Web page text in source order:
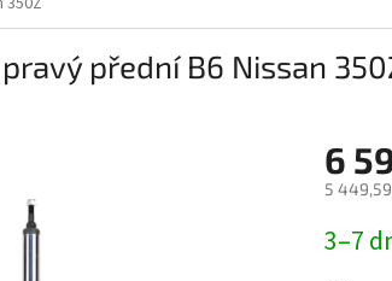
přední B6 Nissan
6
5 449,59
cena:
3–7